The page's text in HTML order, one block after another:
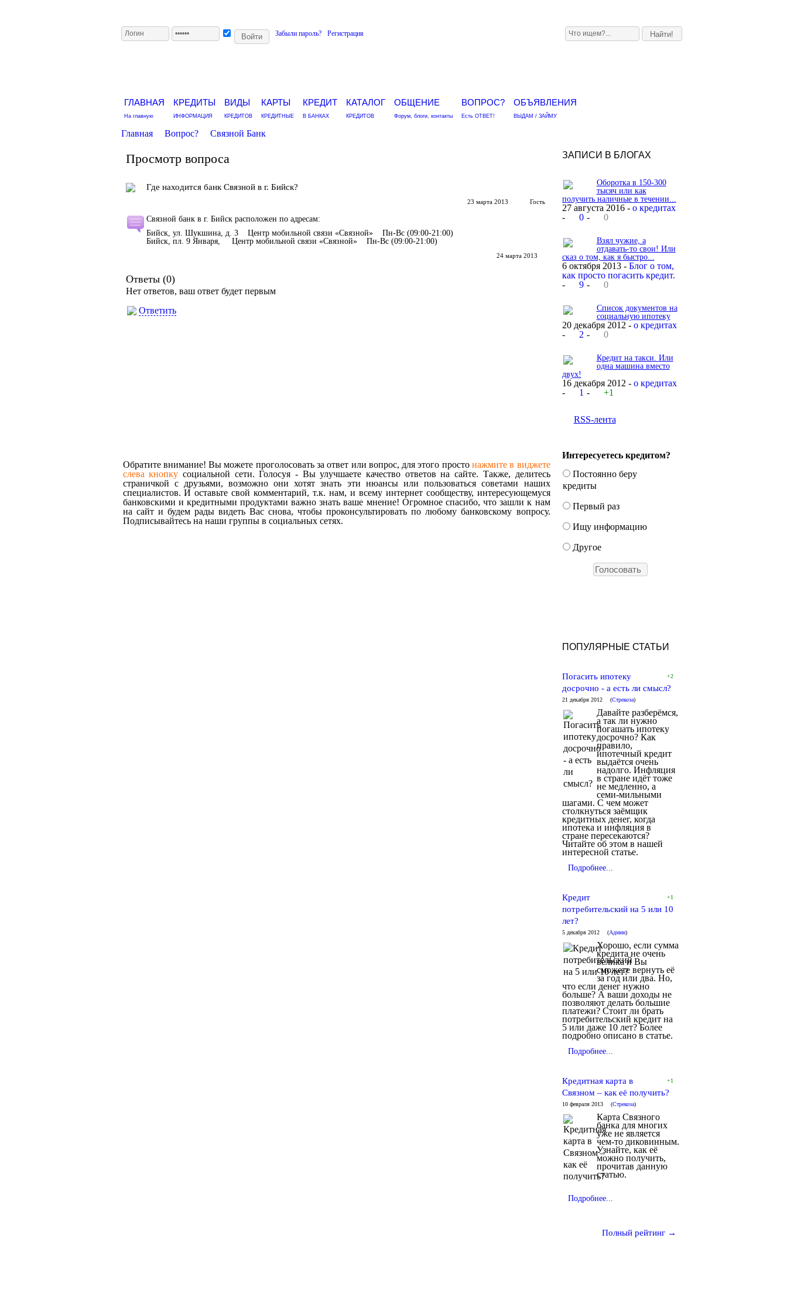
Забыли пароль? Регистрация
ГЛАВНАЯ
На главную
КРЕДИТЫ
ИНФОРМАЦИЯ
ВИДЫ
КРЕДИТОВ
КАРТЫ
КРЕДИТНЫЕ
КРЕДИТ
В БАНКАХ
КАТАЛОГ
КРЕДИТОВ
ОБЩЕНИЕ
Форум, блоги, контакты
ВОПРОС?
Есть ОТВЕТ!
ОБЪЯВЛЕНИЯ
ВЫДАМ / ЗАЙМУ
Главная Вопрос? Связной Банк
Просмотр вопроса
Где находится банк Связной в г. Бийск?
Гость
23 марта 2013
Связной банк в г. Бийск расположен по адресам:
Бийск, ул. Шукшина, д. 3 Центр мобильной связи «Связной» Пн-Вс (09:00-21:00)
Бийск, пл. 9 Января, Центр мобильной связи «Связной» Пн-Вс (09:00-21:00)
24 марта 2013
Ответы (0)
Нет ответов, ваш ответ будет первым
Ответить
Обратите внимание! Вы можете проголосовать за ответ или вопрос, для этого просто нажмите в виджете
слева кнопку социальной сети. Голосуя - Вы улучшаете качество ответов на сайте. Также, делитесь
страничкой с друзьями, возможно они хотят знать эти нюансы или пользоваться советами наших
специалистов. И оставьте свой комментарий, т.к. нам, и всему интернет сообществу, интересующемуся
банковскими и кредитными продуктами важно знать ваше мнение! Огромное спасибо, что зашли к нам
на сайт и будем рады видеть Вас снова, чтобы проконсультировать по любому банковскому вопросу.
Подписывайтесь на наши группы в социальных сетях.
ЗАПИСИ В БЛОГАХ
Оборотка в 150-300
тысяч или как
получить наличные в течении...
27 августа 2016 - о кредитах
-
0 - 0
Взял чужие, а
отдавать-то свои! Или
сказ о том, как я быстро...
6 октября 2013 - Блог о том,
как просто погасить кредит.
-
9 - 0
Список документов на
социальную ипотеку
20 декабря 2012 - о кредитах
-
2 - 0
Кредит на такси. Или
одна машина вместо
двух!
16 декабря 2012 - о кредитах
-
1 - +1
RSS-лента
Интересуетесь кредитом?
Постоянно беру
кредиты
Первый раз
Ищу информацию
Другое
ПОПУЛЯРНЫЕ СТАТЬИ
+2
Погасить ипотеку
досрочно - а есть ли смысл?
21 декабря 2012 (Стрекоза)
Давайте разберёмся,
а так ли нужно
погашать ипотеку
досрочно? Как
правило,
ипотечный кредит
выдаётся очень
надолго. Инфляция
в стране идёт тоже
не медленно, а
семи-мильными
шагами. С чем может
столкнуться заёмщик
кредитных денег, когда
ипотека и инфляция в
стране пересекаются?
Читайте об этом в нашей
интересной статье.
Подробнее...
+1
Кредит
потребительский на 5 или 10
лет?
5 декабря 2012 (Админ)
Хорошо, если сумма
кредита не очень
велика и Вы
сможете вернуть её
за год или два. Но,
что если денег нужно
больше? А ваши доходы не
позволяют делать большие
платежи? Стоит ли брать
потребительский кредит на
5 или даже 10 лет? Более
подробно описано в статье.
Подробнее...
+1
Кредитная карта в
Связном – как её получить?
10 февраля 2013 (Стрекоза)
Карта Связного
банка для многих
уже не является
чем-то диковинным.
Узнайте, как её
можно получить,
прочитав данную
статью.
Подробнее...
Полный рейтинг →